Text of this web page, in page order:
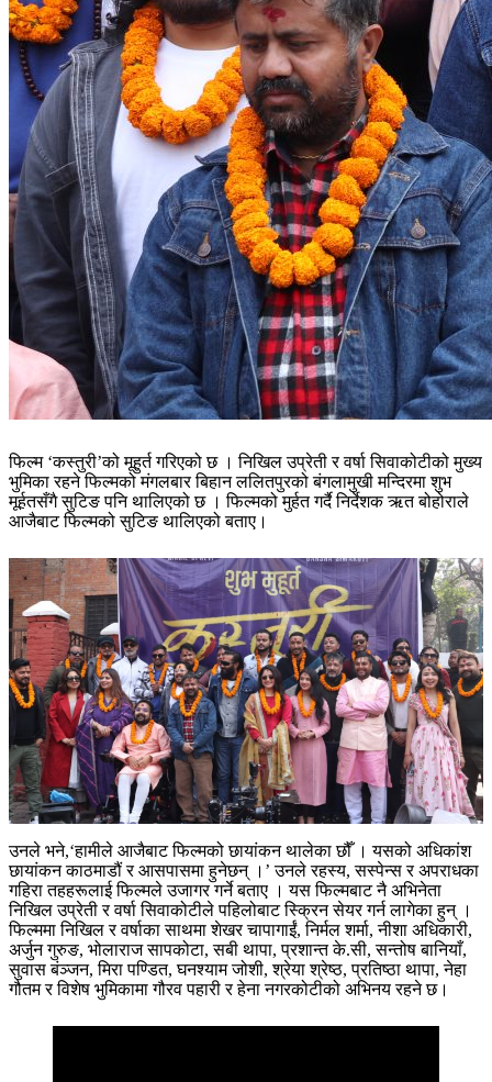
फिल्म ‘कस्तुरी’को मूहुर्त गरिएको छ । निखिल उप्रेती र वर्षा सिवाकोटीको मुख्य
भुमिका रहने फिल्मको मंगलबार बिहान ललितपुरको बंगलामुखी मन्दिरमा शुभ
मूर्हतसँगै सुटिङ पनि थालिएको छ । फिल्मको मुर्हत गर्दै निर्देशक ऋत बोहोराले
आजैबाट फिल्मको सुटिङ थालिएको बताए।
उनले भने,‘हामीले आजैबाट फिल्मको छायांकन थालेका छौँ । यसको अधिकांश
छायांकन काठमाडौं र आसपासमा हुनेछन् ।’ उनले रहस्य, सस्पेन्स र अपराधका
गहिरा तहहरूलाई फिल्मले उजागर गर्ने बताए । यस फिल्मबाट नै अभिनेता
निखिल उप्रेती र वर्षा सिवाकोटीले पहिलोबाट स्क्रिन सेयर गर्न लागेका हुन् ।
फिल्ममा निखिल र वर्षाका साथमा शेखर चापागाईं, निर्मल शर्मा, नीशा अधिकारी,
अर्जुन गुरुङ, भोलाराज सापकोटा, सबी थापा, प्रशान्त के.सी, सन्तोष बानियाँ,
सुवास बंञ्जन, मिरा पण्डित, घनश्याम जोशी, श्रेया श्रेष्ठ, प्रतिष्ठा थापा, नेहा
गौतम र विशेष भुमिकामा गौरव पहारी र हेना नगरकोटीको अभिनय रहने छ।